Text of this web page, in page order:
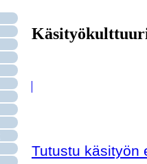
Tutustu käsityön